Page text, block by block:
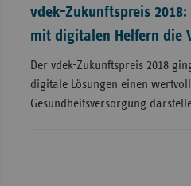
vdek-Zukunftspreis
mit digitalen Helfern die
Der vdek-Zukunftspreis 2018
digitale Lösungen einen
Gesundheitsversorgung